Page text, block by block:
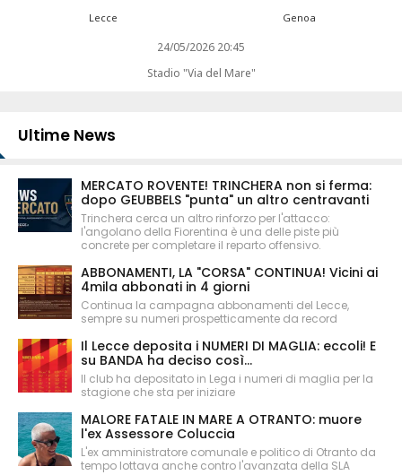
Lecce Genoa
24/05/2026 20:45
Stadio "Via del Mare"
Ultime News
MERCATO ROVENTE! TRINCHERA non si ferma:
dopo GEUBBELS "punta" un altro centravanti
Trinchera cerca un altro rinforzo per l'attacco:
l'angolano della Fiorentina è una delle piste più
concrete per completare il reparto offensivo.
ABBONAMENTI, LA "CORSA" CONTINUA! Vicini ai
4mila abbonati in 4 giorni
Continua la campagna abbonamenti del Lecce,
sempre su numeri prospetticamente da record
Il Lecce deposita i NUMERI DI MAGLIA: eccoli! E
su BANDA ha deciso così...
Il club ha depositato in Lega i numeri di maglia per la
stagione che sta per iniziare
MALORE FATALE IN MARE A OTRANTO: muore
l'ex Assessore Coluccia
L'ex amministratore comunale e politico di Otranto da
tempo lottava anche contro l'avanzata della SLA